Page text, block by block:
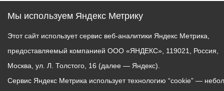
Мы используем Яндекс Метрику
Этот сайт использует сервис веб-аналитики Яндекс Метрика,
предоставляемый компанией ООО «ЯНДЕКС», 119021, Россия,
Москва, ул. Л. Толстого, 16 (далее — Яндекс).
Сервис Яндекс Метрика использует технологию “cookie” —